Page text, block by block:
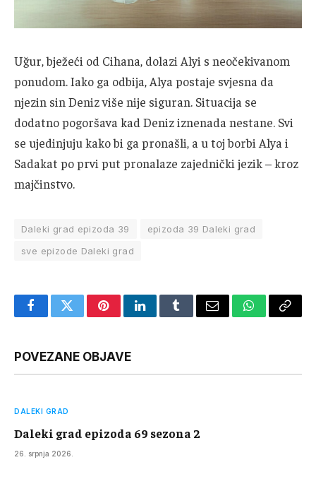
Uğur, bježeći od Cihana, dolazi Alyi s neočekivanom
ponudom. Iako ga odbija, Alya postaje svjesna da
njezin sin Deniz više nije siguran. Situacija se
dodatno pogoršava kad Deniz iznenada nestane. Svi
se ujedinjuju kako bi ga pronašli, a u toj borbi Alya i
Sadakat po prvi put pronalaze zajednički jezik – kroz
majčinstvo.
Daleki grad epizoda 39
epizoda 39 Daleki grad
sve epizode Daleki grad
FacebookTwitterPinterestLinkedInTumblrEmail WhatsApp
Copy
POVEZANE OBJAVE
DALEKI GRAD
Daleki grad epizoda 69 sezona 2
26. srpnja 2026.